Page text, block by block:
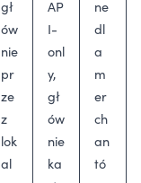
gł
ów
nie
pr
ze
z
lok
al
AP
I-
onl
y,
gł
ów
nie
ka
ne
dl
a
m
er
ch
an
tó